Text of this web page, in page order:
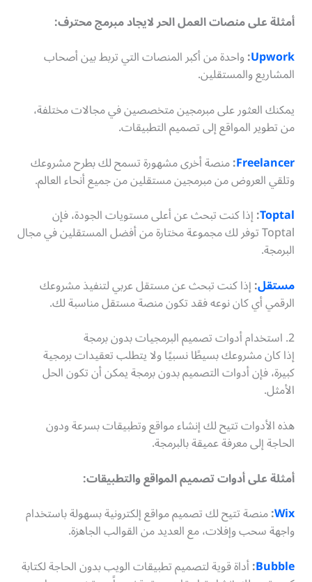
أمثلة على منصات العمل الحر لايجاد مبرمج محترف:
Upwork
:واحدة من أكبر المنصات التي تربط بين أصحاب
المشاريع والمستقلين.
يمكنك العثور على مبرمجين متخصصين في مجالات مختلفة،
من تطوير المواقع إلى تصميم التطبيقات.
Freelancer
:منصة أخرى مشهورة تسمح لك بطرح مشروعك
وتلقي العروض من مبرمجين مستقلين من جميع أنحاء العالم.
Toptal
:إذا كنت تبحث عن أعلى مستويات الجودة، فإن
Toptal توفر لك مجموعة مختارة من أفضل المستقلين في مجال
البرمجة.
مستقل:إذا كنت تبحث عن مستقل عربي لتنفيذ مشروعك
الرقمي أي كان نوعه فقد تكون منصة مستقل مناسبة لك.
2. استخدام أدوات تصميم البرمجيات بدون برمجة
إذا كان مشروعك بسيطًا نسبيًا ولا يتطلب تعقيدات برمجية
كبيرة، فإن أدوات التصميم بدون برمجة يمكن أن تكون الحل
الأمثل.
هذه الأدوات تتيح لك إنشاء مواقع وتطبيقات بسرعة ودون
الحاجة إلى معرفة عميقة بالبرمجة.
أمثلة على أدوات تصميم المواقع والتطبيقات:
Wix
:منصة تتيح لك تصميم مواقع إلكترونية بسهولة باستخدام
واجهة سحب وإفلات، مع العديد من القوالب الجاهزة.
Bubble
:أداة قوية لتصميم تطبيقات الويب بدون الحاجة لكتابة